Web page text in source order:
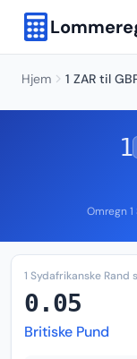
Hjem 1 ZAR til
1
Omregn
1 Sydafrikanske Rand
0.05
Britiske Pund